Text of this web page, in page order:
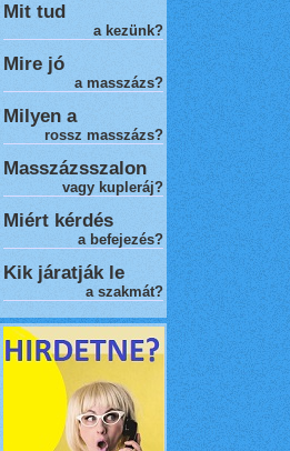
Mit tud
a kezünk?
Mire jó
a masszázs?
Milyen a
rossz masszázs?
Masszázsszalon
vagy kupleráj?
Miért kérdés
a befejezés?
Kik járatják le
a szakmát?